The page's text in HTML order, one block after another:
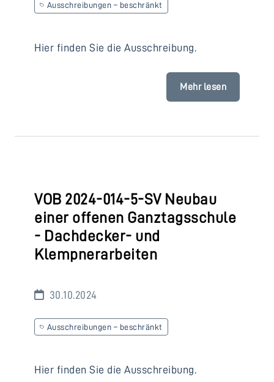
Ausschreibungen – beschränkt
Hier finden Sie die Ausschreibung.
Mehr lesen
VOB 2024-014-5-SV Neubau
einer offenen Ganztagsschule
- Dachdecker- und
Klempnerarbeiten
30.10.2024
Ausschreibungen – beschränkt
Hier finden Sie die Ausschreibung.